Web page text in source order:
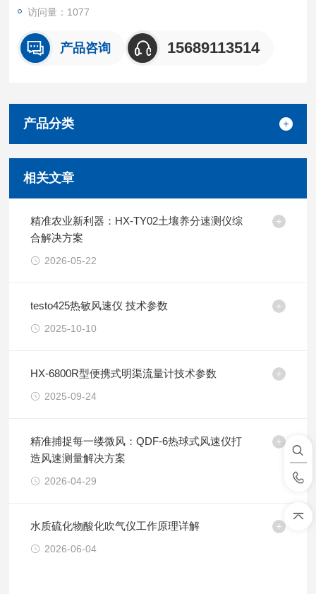
访问量：1077
产品咨询 15689113514
产品分类
相关文章
精准农业新利器：HX-TY02土壤养分速测仪综
合解决方案
2026-05-22
testo425热敏风速仪 技术参数
2025-10-10
HX-6800R型便携式明渠流量计技术参数
2025-09-24
精准捕捉每一缕微风：QDF-6热球式风速仪打
造风速测量解决方案
2026-04-29
水质硫化物酸化吹气仪工作原理详解
2026-06-04